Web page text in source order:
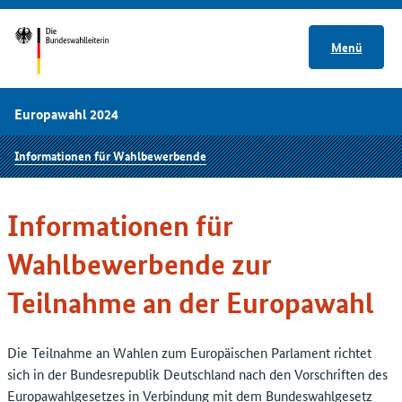
Menü
Europawahl 2024
Informationen für Wahlbewerbende
Informationen für
Wahlbewerbende zur
Teilnahme an der Europawahl
Die Teilnahme an Wahlen zum Europäischen Parlament richtet
sich in der Bundesrepublik Deutschland nach den Vorschriften des
Europawahlgesetzes in Verbindung mit dem Bundeswahlgesetz